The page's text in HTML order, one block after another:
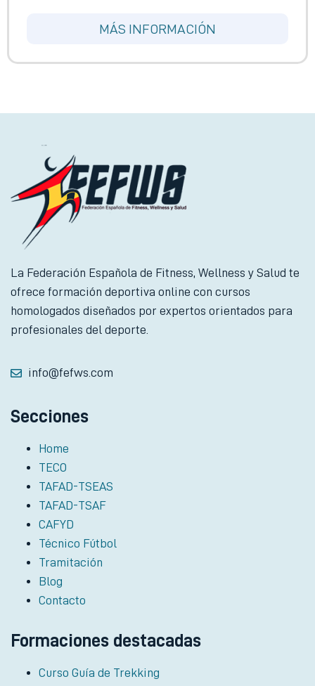
MÁS INFORMACIÓN
La Federación Española de Fitness, Wellness y Salud te
ofrece formación deportiva online con cursos
homologados diseñados por expertos orientados para
profesionales del deporte.
info@fefws.com
Secciones
Home
TECO
TAFAD-TSEAS
TAFAD-TSAF
CAFYD
Técnico Fútbol
Tramitación
Blog
Contacto
Formaciones destacadas
Curso Guía de Trekking